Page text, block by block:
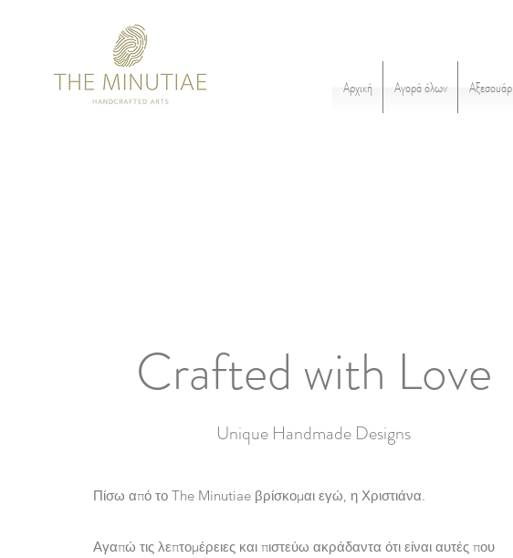
Αρχική Αγορά όλων Αξεσουάρ
Crafted with Love
Unique Handmade Designs
Πίσω από το The Minutiae βρίσκομαι εγώ, η Χριστιάνα.
Αγαπώ τις λεπτομέρειες και πιστεύω ακράδαντα ότι είναι αυτές που